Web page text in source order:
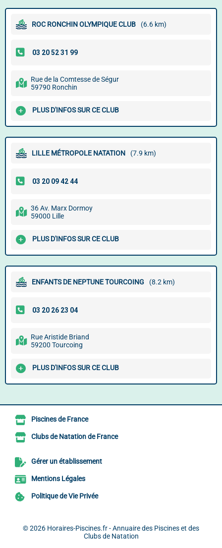
ROC RONCHIN OLYMPIQUE CLUB (6.6 km)
Rue de la Comtesse de Ségur
59790 Ronchin
PLUS D'INFOS SUR CE CLUB
LILLE MÉTROPOLE NATATION (7.9 km)
36 Av. Marx Dormoy
59000 Lille
PLUS D'INFOS SUR CE CLUB
ENFANTS DE NEPTUNE TOURCOING (8.2 km)
Rue Aristide Briand
59200 Tourcoing
PLUS D'INFOS SUR CE CLUB
Piscines de France
Clubs de Natation de France
Gérer un établissement
Mentions Légales
Politique de Vie Privée
© 2026 Horaires-Piscines.fr - Annuaire des Piscines et des
Clubs de Natation